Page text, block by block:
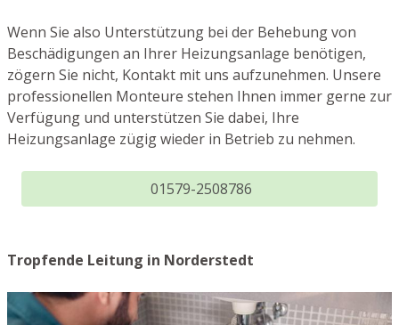
Wenn Sie also Unterstützung bei der Behebung von
Beschädigungen an Ihrer Heizungsanlage benötigen,
zögern Sie nicht, Kontakt mit uns aufzunehmen. Unsere
professionellen Monteure stehen Ihnen immer gerne zur
Verfügung und unterstützen Sie dabei, Ihre
Heizungsanlage zügig wieder in Betrieb zu nehmen.
01579-2508786
Tropfende Leitung in Norderstedt